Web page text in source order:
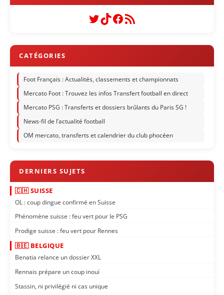
Twitter
TikTok
Facebook
Flux RSS
Foot Français : Actualités, classements et championnats
Mercato Foot : Trouvez les infos Transfert football en direct
Mercato PSG : Transferts et dossiers brûlants du Paris SG !
News-fil de l’actualité football
OM mercato, transferts et calendrier du club phocéen
🇨🇭 SUISSE
OL : coup dingue confirmé en Suisse
Phénomène suisse : feu vert pour le PSG
Prodige suisse : feu vert pour Rennes
🇧🇪 BELGIQUE
Benatia relance un dossier XXL
Rennais prépare un coup inouï
Stassin, ni privilégié ni cas unique